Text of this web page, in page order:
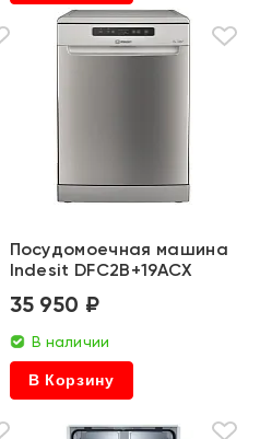
Посудомоечная машина
Indesit DFC2B+19ACX
35 950 ₽
В наличии
В Корзину